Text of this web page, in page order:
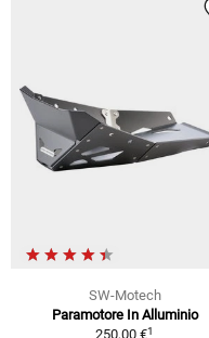
SW-Motech
Paramotore In Alluminio
250,00 €1